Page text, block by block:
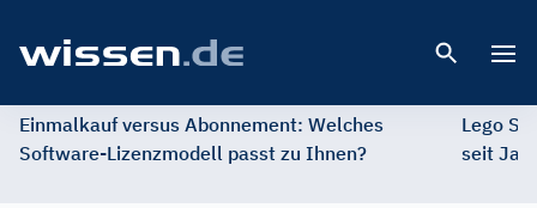
Einmalkauf versus Abonnement: Welches
Software-Lizenzmodell passt zu Ihnen?
Lego
seit